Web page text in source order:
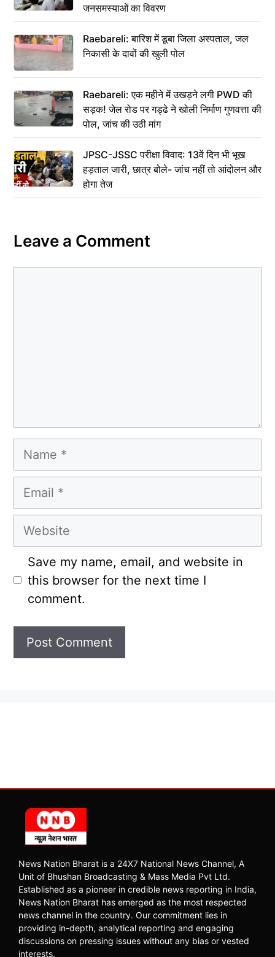
जनसमस्याओं का विवरण
Raebareli: बारिश में डूबा जिला अस्पताल, जल
निकासी के दावों की खुली पोल
Raebareli: एक महीने में उखड़ने लगी PWD की
सड़क! जेल रोड पर गड्ढे ने खोली निर्माण गुणवत्ता की
पोल, जांच की उठी मांग
JPSC-JSSC परीक्षा विवाद: 13वें दिन भी भूख
हड़ताल जारी, छात्र बोले- जांच नहीं तो आंदोलन और
होगा तेज
Leave a Comment
Name
Email
Website
Save my name, email, and website in
this browser for the next time I
comment.
News Nation Bharat is a 24X7 National News Channel, A
Unit of Bhushan Broadcasting & Mass Media Pvt Ltd.
Established as a pioneer in credible news reporting in India,
News Nation Bharat has emerged as the most respected
news channel in the country. Our commitment lies in
providing in-depth, analytical reporting and engaging
discussions on pressing issues without any bias or vested
interests.